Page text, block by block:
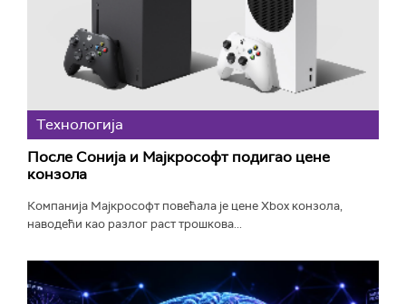
Технологијa
После Сонија и Мајкрософт подигао цене
конзола
Компанија Мајкрософт повећала је цене Xbox конзола,
наводећи као разлог раст трошкова...